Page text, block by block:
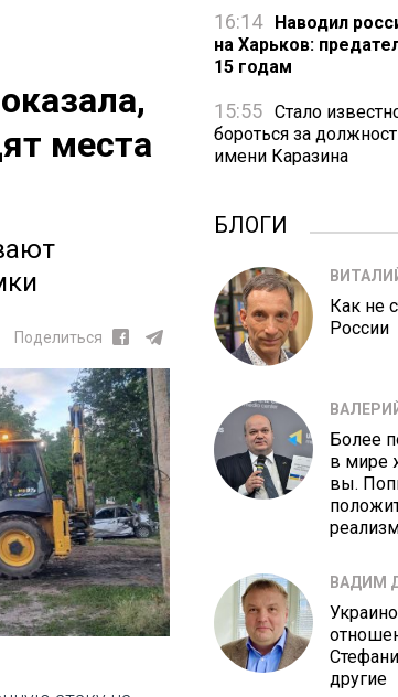
места
Поделиться
16:14
Наводил
на Харьков:
15 годам
15:55 Стало
бороться за
имени Каразина
БЛОГИ
Как не
России
Более
в мире
вы.
ВАДИМ
другие